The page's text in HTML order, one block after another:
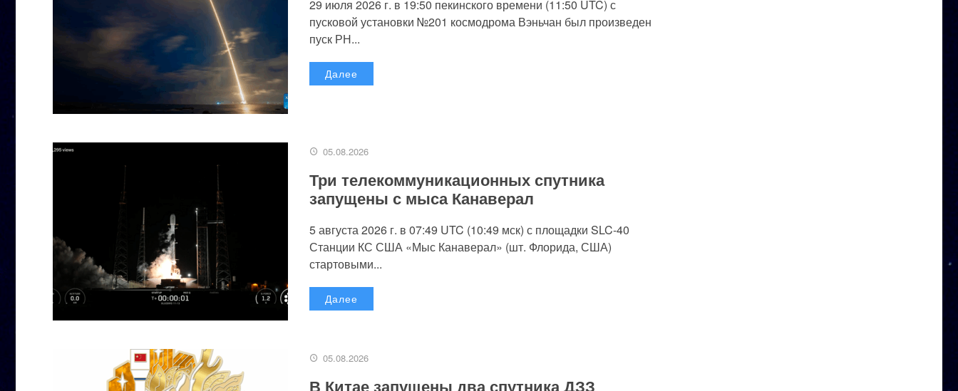
29 июля 2026 г. в 19:50 пекинского времени (11:50 UTC) с
пусковой установки №201 космодрома Вэньчан был произведен
пуск РН...
Далее
05.08.2026
Три телекоммуникационных спутника
запущены с мыса Канаверал
5 августа 2026 г. в 07:49 UTC (10:49 мск) с площадки SLC-40
Станции КС США «Мыс Канаверал» (шт. Флорида, США)
стартовыми...
Далее
05.08.2026
В Китае запущены два спутника ДЗЗ